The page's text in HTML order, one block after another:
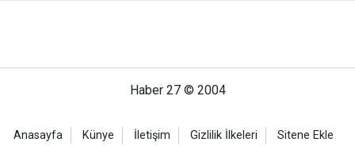
Haber 27 © 2004
Anasayfa Künye İletişim Gizlilik İlkeleri Sitene Ekle